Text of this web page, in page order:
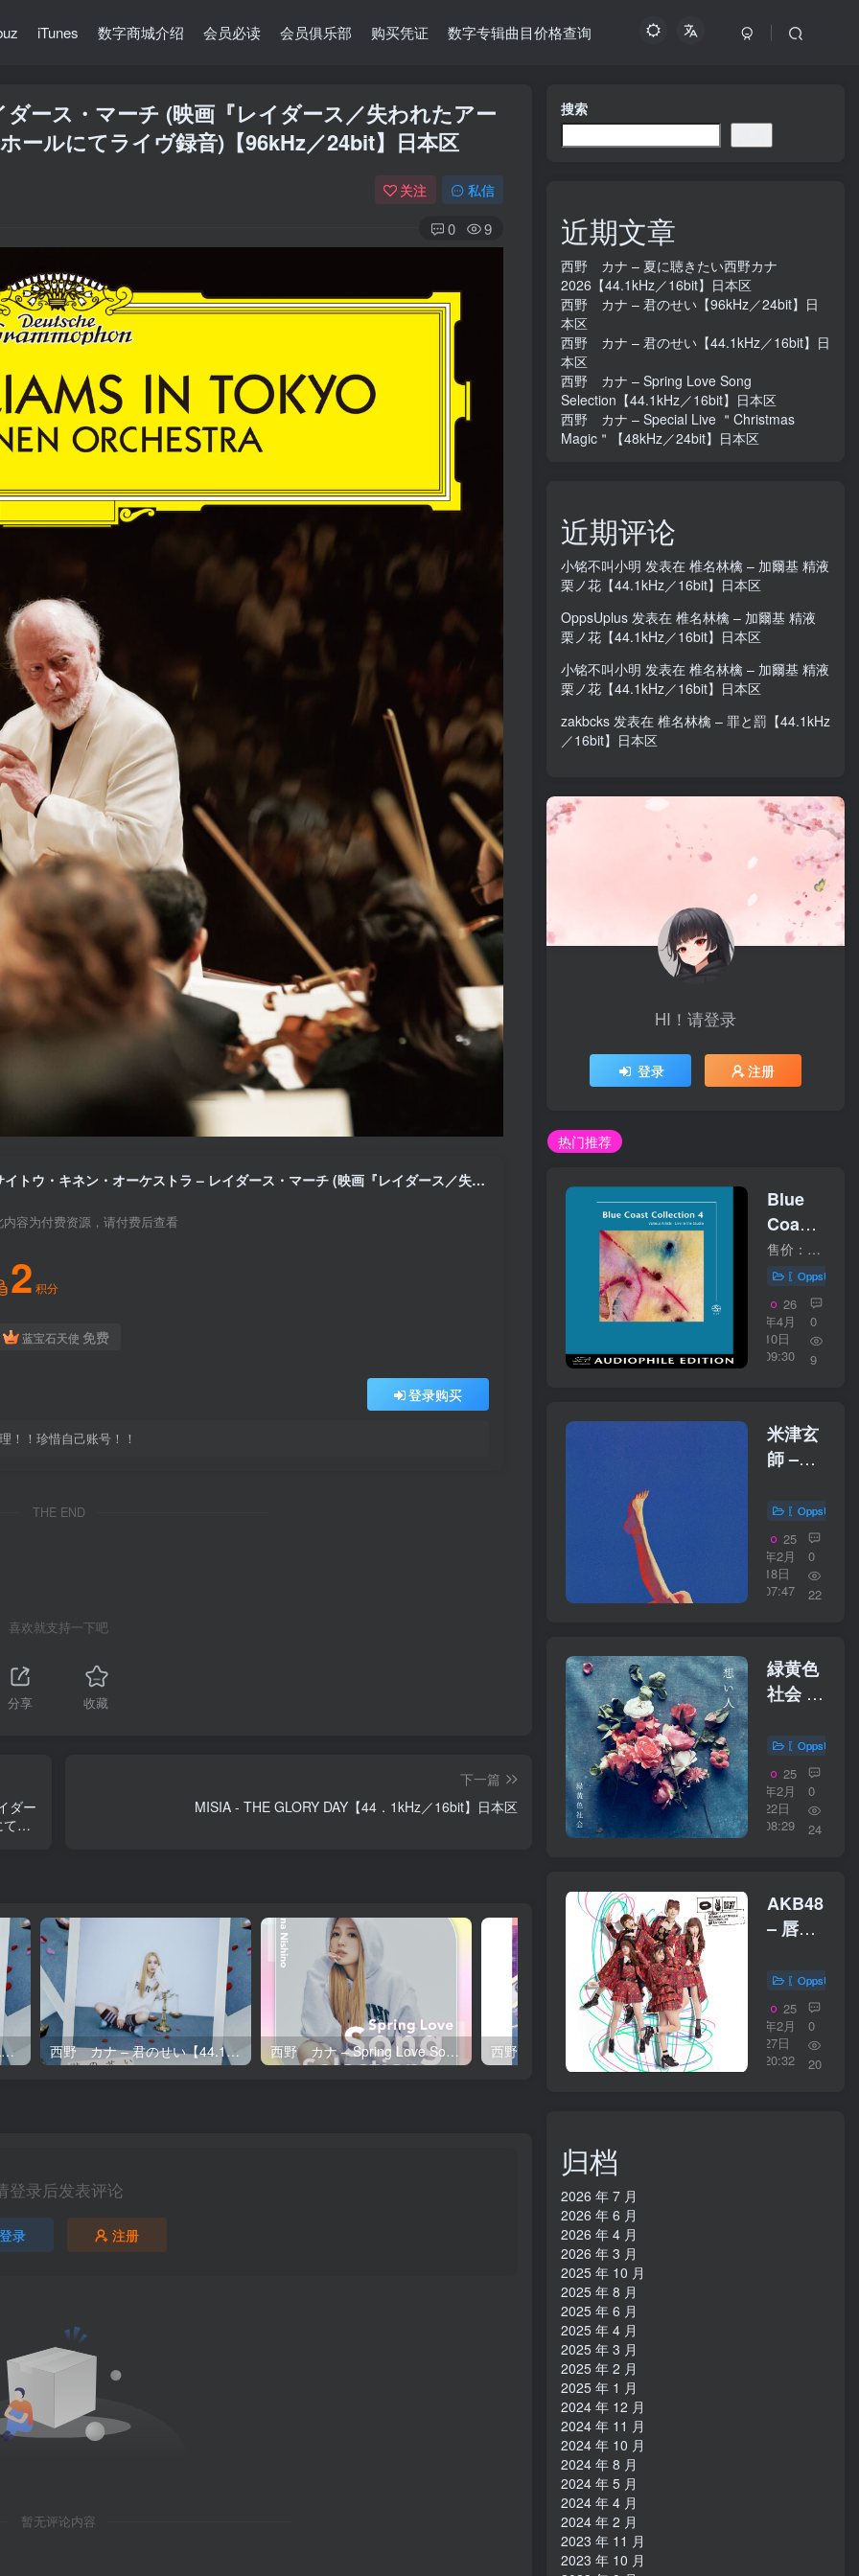
iTunes 数字商城介绍 会员必读 会员俱乐部 购买凭证 数字专辑曲目价格查询
ース・マーチ (映画『レイダース／失われたアー
ールにてライヴ録音)【96kHz／24bit】日本区
关注 私信
0 9
サイトウ・キネン・オーケストラ – レイダース・マーチ (映画『レイダース／失われたアーク《圣柜》』から ／ 2023年 サントリーホールにてライヴ録音)【96kHz／24bit】日本区
内容为付费资源，请付费后查看
2 积分
蓝宝石天使 免费
登录购买
！！珍惜自己账号！！
THE END
喜欢就支持一下吧
分享 收藏
ダー
ラ
下一篇
MISIA - THE GLORY DAY【44．1kHz／16bit】日本区
西野 カナ – 君のせい【96kHz／24bit】日本区 西野 カナ – 君のせい【44.1kHz／16bit】日本区 西野 カナ – Spring Love Song Selection【44.1kHz／16bit】日本区 西野 カナ – Special Live ＂Christmas Magic＂【48kHz／24bit】日本区
登录后发表评论
登录 注册
暂无评论内容
搜索
近期文章
西野 カナ – 夏に聴きたい西野カナ
2026【44.1kHz／16bit】日本区
西野 カナ – 君のせい【96kHz／24bit】日
本区
西野 カナ – 君のせい【44.1kHz／16bit】日
本区
西野 カナ – Spring Love Song
Selection【44.1kHz／16bit】日本区
西野 カナ – Special Live ＂Christmas
Magic＂【48kHz／24bit】日本区
近期评论
小铭不叫小明 发表在 椎名林檎 – 加爾基 精液
栗ノ花【44.1kHz／16bit】日本区
OppsUplus 发表在 椎名林檎 – 加爾基 精液
栗ノ花【44.1kHz／16bit】日本区
小铭不叫小明 发表在 椎名林檎 – 加爾基 精液
栗ノ花【44.1kHz／16bit】日本区
zakbcks 发表在 椎名林檎 – 罪と罰【44.1kHz
／16bit】日本区
HI！请登录
登录 注册
热门推荐
Blue
Coast
Collection
4
19224FLAC
售价：30美元 购买链接：https://bluecoastmusic.com/blue-coast-collection-4 01 - I'm On Fire02 - A Case of You03 - Cover Me Up04 - Galadriel05 - Paradise06 - Don't Come Around Here N...
〖OppsUplus
26
年4月
10日
09:30
0
9
米津玄
師 –
／
16bit】
日本区
〖OppsUplus
25
年2月
18日
07:47
0
22
緑黄色
社会 –
【96kHz
／
24bit】
日本区
〖OppsUplus
25
年2月
22日
08:29
0
24
AKB48
– 唇に
Baby
＜Type
C＞
【44.1kHz
〖OppsUplus
25
年2月
27日
20:32
0
20
归档
2026 年 7 月
2026 年 6 月
2026 年 4 月
2026 年 3 月
2025 年 10 月
2025 年 8 月
2025 年 6 月
2025 年 4 月
2025 年 3 月
2025 年 2 月
2025 年 1 月
2024 年 12 月
2024 年 11 月
2024 年 10 月
2024 年 8 月
2024 年 5 月
2024 年 4 月
2024 年 2 月
2023 年 11 月
2023 年 10 月